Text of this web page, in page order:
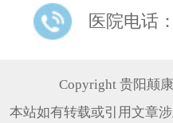
医院电话：
Copyright 贵阳颠
本站如有转载或引用文章